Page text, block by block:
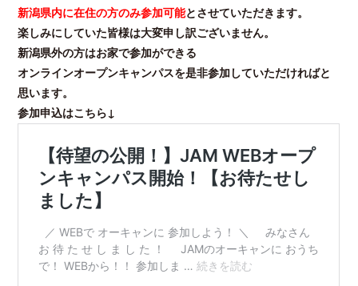
新潟県内に在住の方のみ参加可能とさせていただきます。
楽しみにしていた皆様は大変申し訳ございません。
新潟県外の方はお家で参加ができる
オンラインオープンキャンパスを是非参加していただければと
思います。
参加申込はこちら↓